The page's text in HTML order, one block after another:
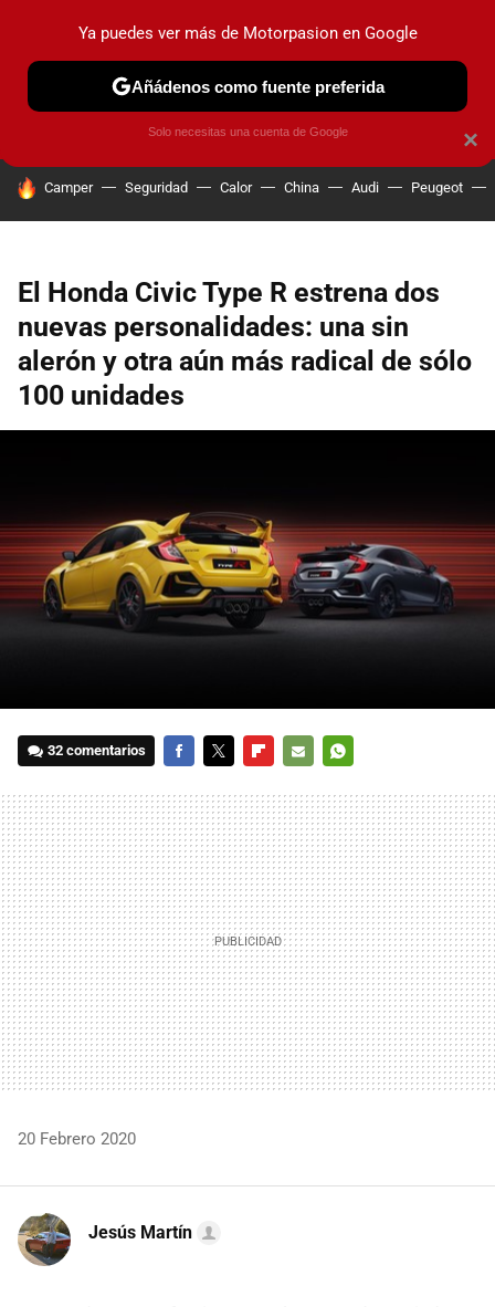
PRUEBAS COCHES ELÉCTRICOS OBSERVATORIO
HOY SE HABLA DE
Camper Seguridad Calor China Audi Peugeot
El Honda Civic Type R estrena dos
nuevas personalidades: una sin
alerón y otra aún más radical de sólo
100 unidades
32 comentarios
MAIL
20 Febrero 2020
Jesús Martín
×
Ya puedes ver más de Motorpasion en Google
Añádenos como fuente preferida
Solo necesitas una cuenta de Google